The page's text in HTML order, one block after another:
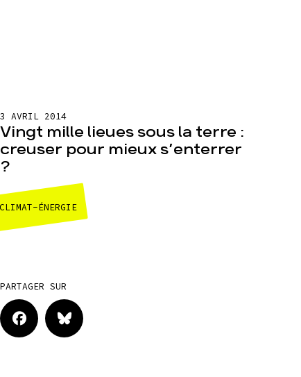
3 AVRIL 2014
Vingt mille lieues sous la terre :
creuser pour mieux s’enterrer
?
ÉNERGIE
PARTAGER SUR